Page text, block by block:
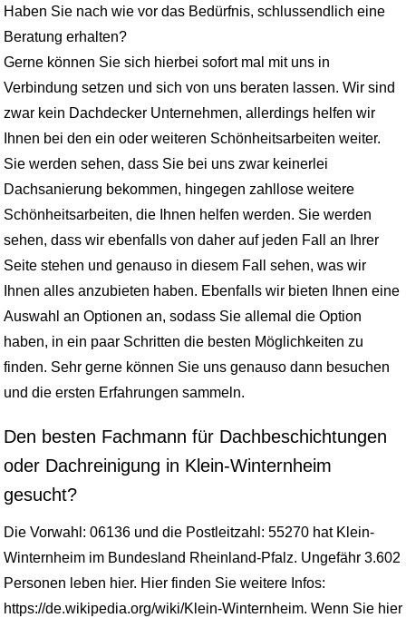
Haben Sie nach wie vor das Bedürfnis, schlussendlich eine
Beratung erhalten?
Gerne können Sie sich hierbei sofort mal mit uns in
Verbindung setzen und sich von uns beraten lassen. Wir sind
zwar kein Dachdecker Unternehmen, allerdings helfen wir
Ihnen bei den ein oder weiteren Schönheitsarbeiten weiter.
Sie werden sehen, dass Sie bei uns zwar keinerlei
Dachsanierung bekommen, hingegen zahllose weitere
Schönheitsarbeiten, die Ihnen helfen werden. Sie werden
sehen, dass wir ebenfalls von daher auf jeden Fall an Ihrer
Seite stehen und genauso in diesem Fall sehen, was wir
Ihnen alles anzubieten haben. Ebenfalls wir bieten Ihnen eine
Auswahl an Optionen an, sodass Sie allemal die Option
haben, in ein paar Schritten die besten Möglichkeiten zu
finden. Sehr gerne können Sie uns genauso dann besuchen
und die ersten Erfahrungen sammeln.
Den besten Fachmann für Dachbeschichtungen
oder Dachreinigung in Klein-Winternheim
gesucht?
Die Vorwahl: 06136 und die Postleitzahl: 55270 hat Klein-
Winternheim im Bundesland Rheinland-Pfalz. Ungefähr 3.602
Personen leben hier. Hier finden Sie weitere Infos:
https://de.wikipedia.org/wiki/Klein-Winternheim. Wenn Sie hier